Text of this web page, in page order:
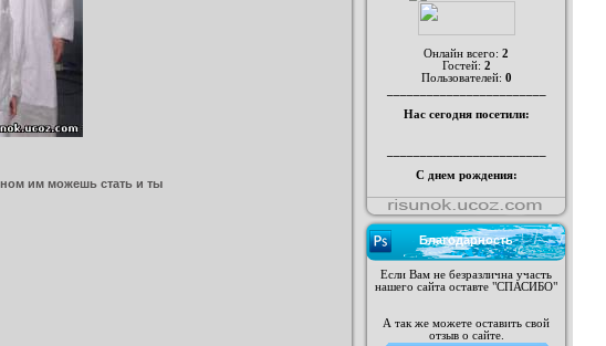
им можешь стать и ты
Онлайн всего: 2
Гостей: 2
Пользователей: 0
Нас сегодня посетили:
С днем рождения:
Благодарность
Если Вам не безразлична участь
нашего сайта оставте "СПАСИБО"
А так же можете оставить свой
отзыв о сайте.